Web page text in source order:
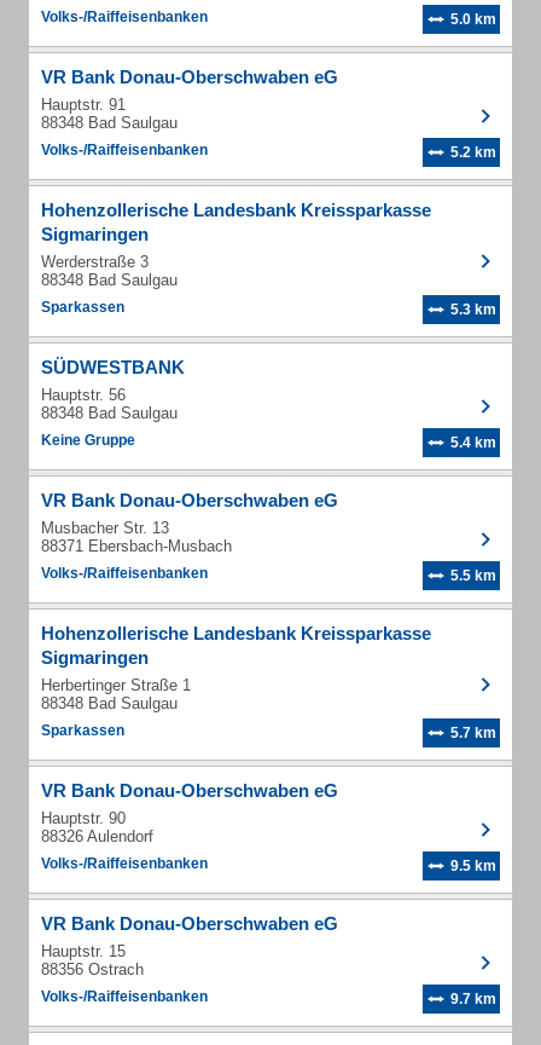
Volks-/Raiffeisenbanken 5.0 km
VR Bank Donau-Oberschwaben eG
Hauptstr. 91
88348 Bad Saulgau
Volks-/Raiffeisenbanken 5.2 km
Hohenzollerische Landesbank Kreissparkasse
Sigmaringen
Werderstraße 3
88348 Bad Saulgau
Sparkassen 5.3 km
SÜDWESTBANK
Hauptstr. 56
88348 Bad Saulgau
Keine Gruppe 5.4 km
VR Bank Donau-Oberschwaben eG
Musbacher Str. 13
88371 Ebersbach-Musbach
Volks-/Raiffeisenbanken 5.5 km
Hohenzollerische Landesbank Kreissparkasse
Sigmaringen
Herbertinger Straße 1
88348 Bad Saulgau
Sparkassen 5.7 km
VR Bank Donau-Oberschwaben eG
Hauptstr. 90
88326 Aulendorf
Volks-/Raiffeisenbanken 9.5 km
VR Bank Donau-Oberschwaben eG
Hauptstr. 15
88356 Ostrach
Volks-/Raiffeisenbanken 9.7 km